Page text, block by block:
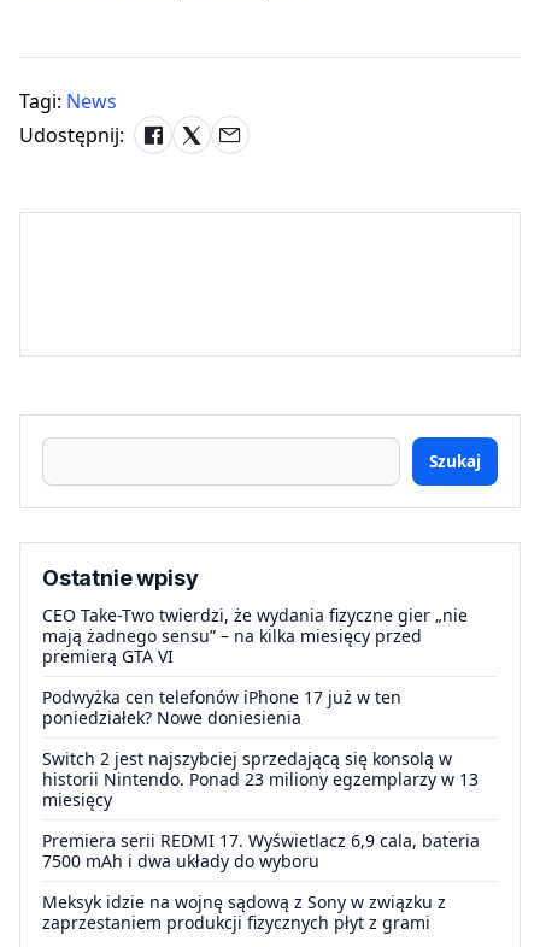
Tagi: News
Udostępnij:
Szukaj
Ostatnie wpisy
CEO Take-Two twierdzi, że wydania fizyczne gier „nie
mają żadnego sensu” – na kilka miesięcy przed
premierą GTA VI
Podwyżka cen telefonów iPhone 17 już w ten
poniedziałek? Nowe doniesienia
Switch 2 jest najszybciej sprzedającą się konsolą w
historii Nintendo. Ponad 23 miliony egzemplarzy w 13
miesięcy
Premiera serii REDMI 17. Wyświetlacz 6,9 cala, bateria
7500 mAh i dwa układy do wyboru
Meksyk idzie na wojnę sądową z Sony w związku z
zaprzestaniem produkcji fizycznych płyt z grami